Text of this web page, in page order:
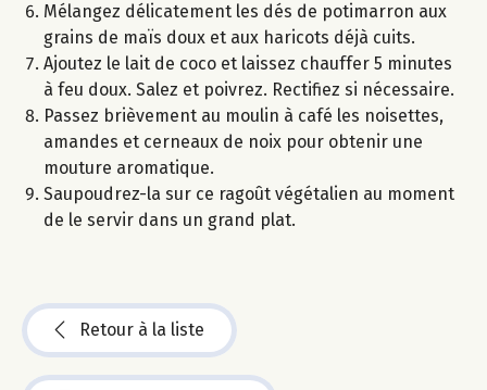
Mélangez délicatement les dés de potimarron aux
grains de maïs doux et aux haricots déjà cuits.
Ajoutez le lait de coco et laissez chauffer 5 minutes
à feu doux. Salez et poivrez. Rectifiez si nécessaire.
Passez brièvement au moulin à café les noisettes,
amandes et cerneaux de noix pour obtenir une
mouture aromatique.
Saupoudrez-la sur ce ragoût végétalien au moment
de le servir dans un grand plat.
Retour à la liste